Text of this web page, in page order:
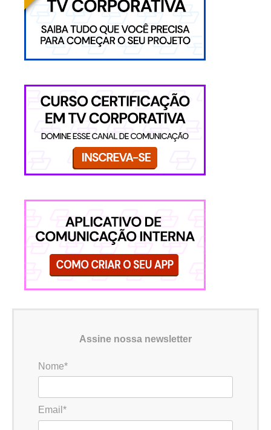
Assine nossa newsletter
Nome*
Email*